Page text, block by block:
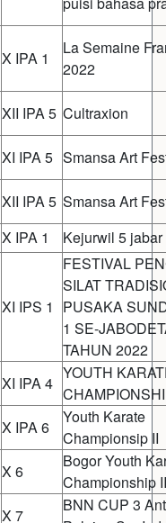
X IPA 1
La Semaine
2022
XII IPA 5 Cultraxion
XI IPA 5 Smansa Art
XII IPA 5 Smansa Art
X IPA 1 Kejurwil 5 jabar
XI IPS 1
FESTIVAL
SILAT
PUSAKA
1 SE-
TAHUN 2022
XI IPA 4
YOUTH
X IPA 6
Youth Karate
Championsip II
X 6
Bogor Youth
Championship II
X 7
BNN CUP 3